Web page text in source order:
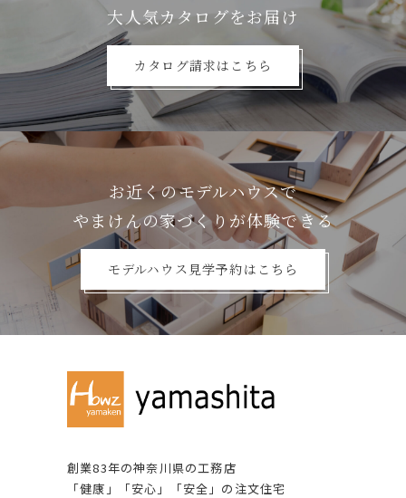
⼤⼈気カタログをお届け
カタログ請求はこちら
お近くのモデルハウスで
やまけんの家づくりが体験できる
モデルハウス見学予約はこちら
創業83年の神奈川県の⼯務店
「健康」「安⼼」「安全」の注⽂住宅